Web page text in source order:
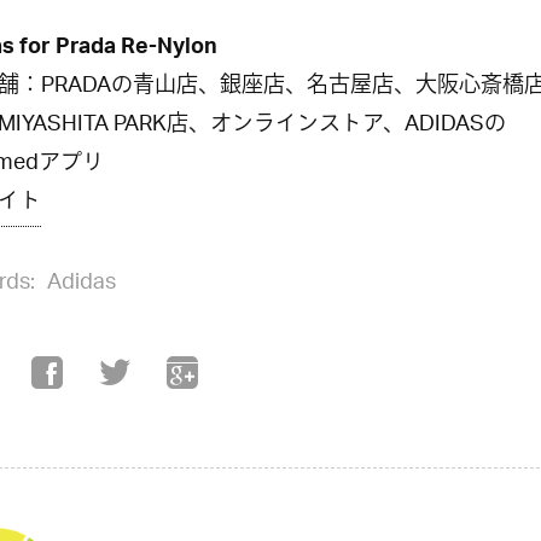
for Prada Re-Nylon
：PRADAの青山店、銀座店、名古屋店、大阪心斎橋
PARK店、オンラインストア、ADIDASの
アプリ
ト
Adidas